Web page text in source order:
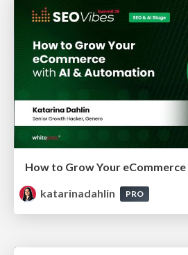
katarinadahlin
PRO